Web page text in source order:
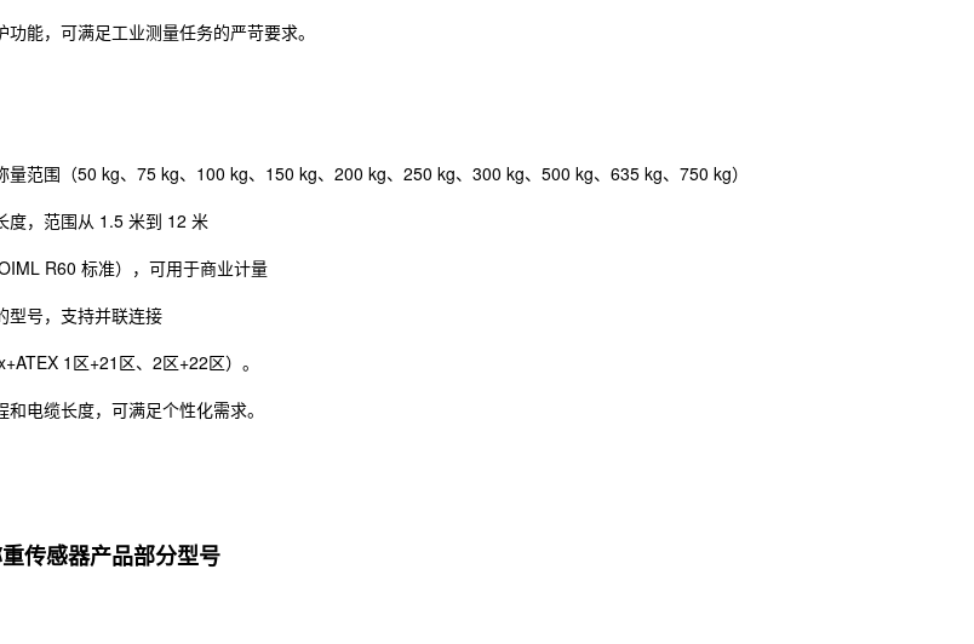
功能，可满足工业测量任务的严苛要求。
量范围（50 kg、75 kg、100 kg、150 kg、200 kg、250 kg、300 kg、500 kg、635 kg、750 kg）
度，范围从 1.5 米到 12 米
R60 标准），可用于商业计量
型号，支持并联连接
1区+21区、2区+22区）。
和电缆长度，可满足个性化需求。
传感器产品部分型号